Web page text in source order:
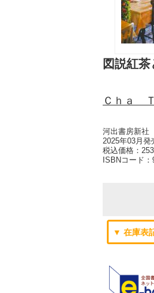
図説紅
Ｃｈａ
河出書房新社
2025年03月発
税込価格：
ISBNコード：
▼ 在庫表